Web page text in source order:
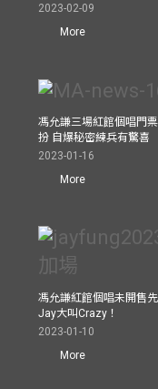
2023-02-09
More
馮允謙三場紅館個唱門
扮 自爆秘密練兵有驚喜
2023-01-16
More
馮允謙紅館個唱未開售
Jay大叫Crazy！
2023-01-10
More